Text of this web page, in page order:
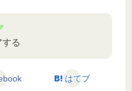
する
はてブ